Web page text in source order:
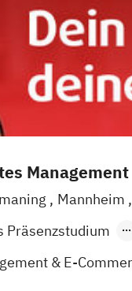
Management
Mannheim
Düsseldorf
Präsenzstudium
& E-